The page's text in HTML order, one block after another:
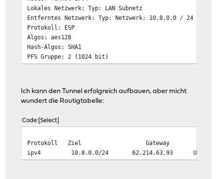
Lokales Netzwerk: Typ: LAN Subnetz
Entferntes Netzwerk: Typ: Netzwerk: 10.8.0.0 / 24
Protokoll: ESP
Algos: aes128
Hash-Algos: SHA1
PFS Gruppe: 2 (1024 bit)
Ich kann den Tunnel erfolgreich aufbauen, aber micht
wundert die Routigtabelle:
Code Select
Protokoll Ziel Gateway Mark.
ipv4 10.8.0.0/24 62.214.63.93